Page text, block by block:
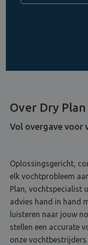
Over Dry Plan
Vol overgave voor
Oplossingsgericht,
elk vochtprobleem
Plan, vochtspecialist
advies hand in hand
luisteren naar jouw
stellen een accurate
onze